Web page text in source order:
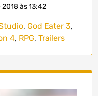
2018 às 13:42
, God Eater 3,
4, RPG, Trailers